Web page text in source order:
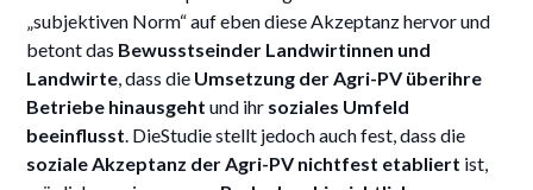
„subjektiven Norm“ auf eben diese Akzeptanz hervor und
betont das Bewusstseinder Landwirtinnen und
Landwirte, dass die Umsetzung der Agri-PV überihre
Betriebe hinausgeht und ihr soziales Umfeld
beeinflusst. DieStudie stellt jedoch auch fest, dass die
soziale Akzeptanz der Agri-PV nichtfest etabliert ist,